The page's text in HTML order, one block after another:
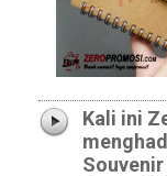
Kali ini